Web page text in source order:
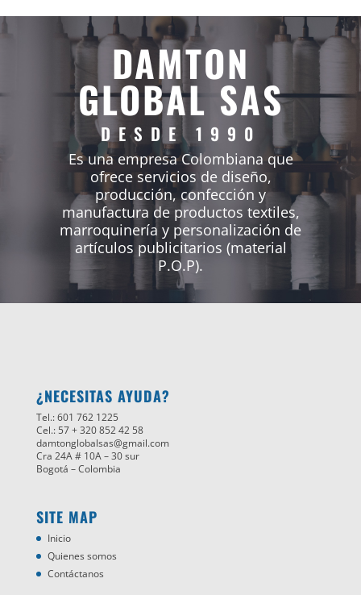
DAMTON
GLOBAL SAS
DESDE 1990
Es una empresa Colombiana que
ofrece servicios de diseño,
producción, confección y
manufactura de productos textiles,
marroquinería y personalización de
artículos publicitarios (material
P.O.P).
¿NECESITAS AYUDA?
Tel.: 601 762 1225
Cel.: 57 + 320 852 42 58
damtonglobalsas@gmail.com
Cra 24A # 10A – 30 sur
Bogotá – Colombia
SITE MAP
Inicio
Quienes somos
Contáctanos